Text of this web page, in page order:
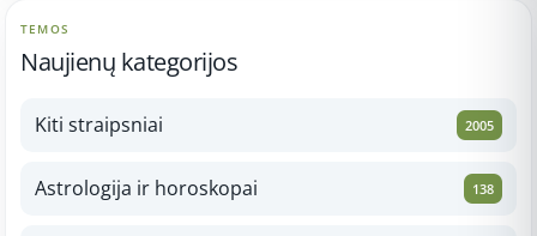
TEMOS
Naujienų kategorijos
Kiti straipsniai 2005
Astrologija ir horoskopai 138